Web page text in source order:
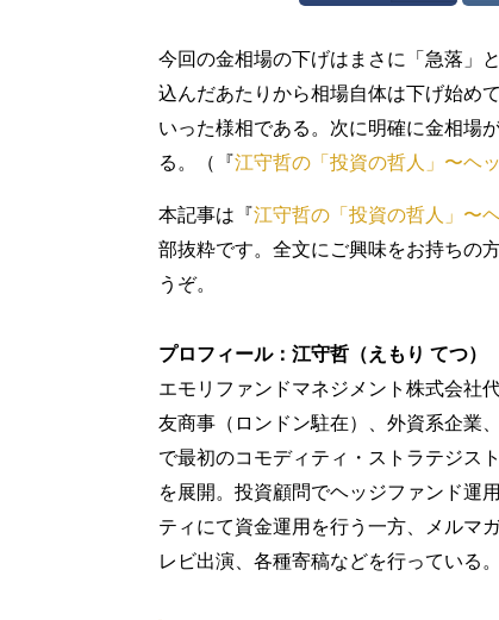
今回の金相場の下げはまさに「急落」
込んだあたりから相場自体は下げ始め
いった様相である。次に明確に金相場
る。（『江守哲の「投資の哲人」〜ヘ
本記事は『江守哲の「投資の哲人」〜
部抜粋です。全文にご興味をお持ちの
うぞ。
プロフィール：江守哲（えもり てつ）
エモリファンドマネジメント株式会社
友商事（ロンドン駐在）、外資系企業
で最初のコモディティ・ストラテジス
を展開。投資顧問でヘッジファンド運
ティにて資金運用を行う一方、メルマ
レビ出演、各種寄稿などを行っている。